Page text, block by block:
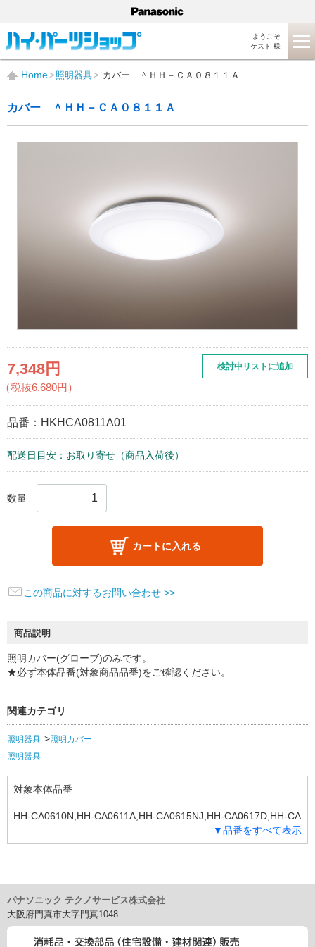
ようこそ
ゲスト 様
Home 照明器具 カバー ＾ＨＨ－ＣＡ０８１１Ａ
カバー ＾ＨＨ－ＣＡ０８１１Ａ
7,348円
（税抜6,680円）
品番： HKHCA0811A01
配送日目安：お取り寄せ（商品入荷後）
検討中リストに追加
数量
カートに入れる
この商品に対するお問い合わせ >>
商品説明
照明カバー(グローブ)のみです。
★必ず本体品番(対象商品品番)をご確認ください。
関連カテゴリ
照明器具
照明カバー
照明器具
対象本体品番
HH-CA0610N,HH-CA0611A,HH-CA0615NJ,HH-CA0617D,HH-CA
0810N,HH-CA0811A,HH-CA0817D,HH-CA1010N,HH-CA1011A,
HH-CA1210N,HH-CA1211A,HH-CB0610N,HH-CB0611A,HH-CB0
H,HH-CD0615DJ,HH-CD0812DH,HH-CD0813AH,HH-CD0814A
E,HH-CD0815DJ,HH-CD1212DH,HH-CD1213AH,HH-CE0612D
H,HH-CE0613AH,HH-CE0627DE,HH-CE0812DH,HH-CE0813A
▼品番をすべて表示
パナソニック テクノサービス株式会社
大阪府門真市大字門真1048